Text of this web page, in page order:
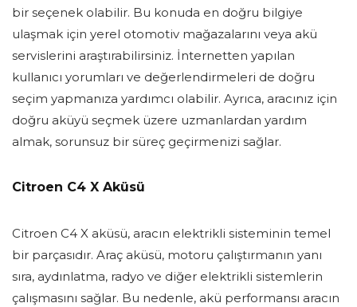
bir seçenek olabilir. Bu konuda en doğru bilgiye
ulaşmak için yerel otomotiv mağazalarını veya akü
servislerini araştırabilirsiniz. İnternetten yapılan
kullanıcı yorumları ve değerlendirmeleri de doğru
seçim yapmanıza yardımcı olabilir. Ayrıca, aracınız için
doğru aküyü seçmek üzere uzmanlardan yardım
almak, sorunsuz bir süreç geçirmenizi sağlar.
Citroen C4 X Aküsü
Citroen C4 X aküsü, aracın elektrikli sisteminin temel
bir parçasıdır. Araç aküsü, motoru çalıştırmanın yanı
sıra, aydınlatma, radyo ve diğer elektrikli sistemlerin
çalışmasını sağlar. Bu nedenle, akü performansı aracın